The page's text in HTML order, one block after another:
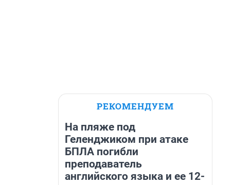
РЕКОМЕНДУЕМ
На пляже под
Геленджиком при атаке
БПЛА погибли
преподаватель
английского языка и ее 12-